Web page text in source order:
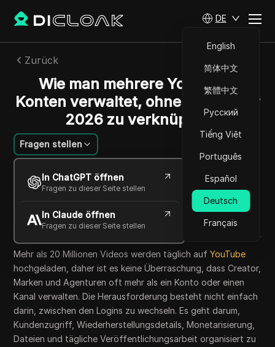
DE
English
简体中文
繁體中文
Русский
Tiếng Việt
Português
Español
Deutsch
Français
Zurück
Wie man mehrere YouTube-
Konten verwaltet, ohne sie im Jahr
2026 zu verknüpfen
Fragen stellen
In ChatGPT öffnen
Fragen zu dieser Seite stellen
In Claude öffnen
Fragen zu dieser Seite stellen
Emily Grace
26 Juni 2026 8 min lesen
Copy Link
Mehr als 20 Millionen Videos werden täglich aufYouTube
hochgeladen, daher ist es keine Überraschung, dass Creator,
Marken und Agenturen oft mehr als ein Konto oder einen
Kanal verwalten. Die Herausforderung besteht nicht einfach
darin, zwischen den Logins zu wechseln. Es geht darum,
Kundenzugriff, Wiederherstellungsdetails, Monetarisierung,
Dateien und tägliche Veröffentlichungsarbeit organisiert zu